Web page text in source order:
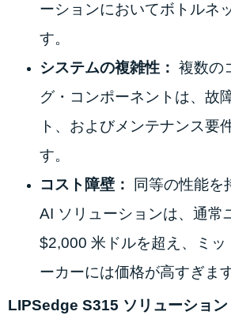
ーションにおいてボトルネ
す。
システムの複雑性： 複数の
グ・コンポーネントは、故
ト、およびメンテナンス要
す。
コスト障壁：
同等の性能を
AI ソリューションは、通常
$2,000 米ドルを超え、ミッ
ーカーには価格が高すぎます
LIPSedge S315 ソリューション